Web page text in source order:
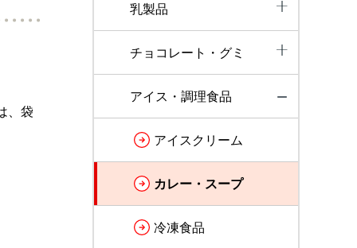
乳製品
チョコレート・グミ
アイス・調理食品
アイスクリーム
カレー・スープ
冷凍食品
、袋